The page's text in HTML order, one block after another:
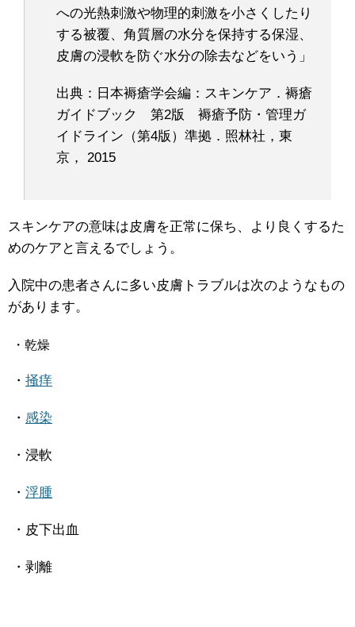
への光熱刺激や物理的刺激を小さくしたり
する被覆、角質層の水分を保持する保湿、
皮膚の浸軟を防ぐ水分の除去などをいう」
出典： 日本褥瘡学会編：スキンケア．褥瘡
ガイドブック 第2版 褥瘡予防・管理ガ
イドライン（第4版）準拠．照林社，東
京， 2015
スキンケアの意味は皮膚を正常に保ち、より良くするた
めのケアと言えるでしょう。
入院中の患者さんに多い皮膚トラブルは次のようなもの
があります。
・乾燥
・ 掻痒
・ 感染
・浸軟
・ 浮腫
・皮下出血
・剥離